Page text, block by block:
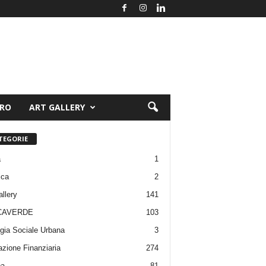
ART GALLERY
1
2
141
103
Sociale Urbana
3
Finanziaria
274